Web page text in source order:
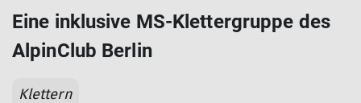
Eine inklusive MS-Klettergruppe des
AlpinClub Berlin
Klettern